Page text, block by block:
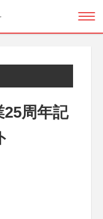
周年記